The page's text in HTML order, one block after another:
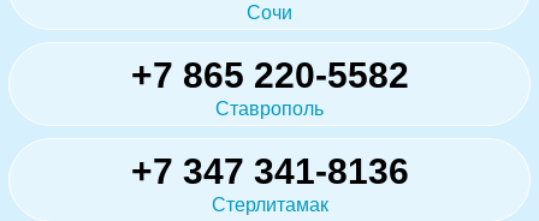
Сочи
+7 865 220-5582
Ставрополь
+7 347 341-8136
Стерлитамак